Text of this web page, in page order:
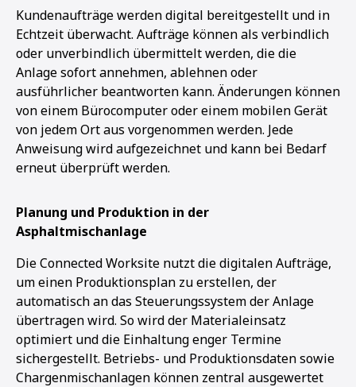
Kundenaufträge werden digital bereitgestellt und in
Echtzeit überwacht. Aufträge können als verbindlich
oder unverbindlich übermittelt werden, die die
Anlage sofort annehmen, ablehnen oder
ausführlicher beantworten kann. Änderungen können
von einem Bürocomputer oder einem mobilen Gerät
von jedem Ort aus vorgenommen werden. Jede
Anweisung wird aufgezeichnet und kann bei Bedarf
erneut überprüft werden.
Planung und Produktion in der
Asphaltmischanlage
Die Connected Worksite nutzt die digitalen Aufträge,
um einen Produktionsplan zu erstellen, der
automatisch an das Steuerungssystem der Anlage
übertragen wird. So wird der Materialeinsatz
optimiert und die Einhaltung enger Termine
sichergestellt. Betriebs- und Produktionsdaten sowie
Chargenmischanlagen können zentral ausgewertet